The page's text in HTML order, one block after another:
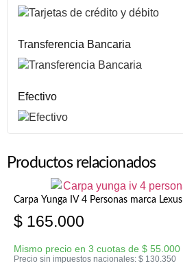
Transferencia Bancaria
Efectivo
Productos relacionados
Carpa Yunga IV 4 Personas marca Lexus
$ 165.000
Mismo precio en 3 cuotas de $ 55.000
Precio sin impuestos nacionales: $ 130.350